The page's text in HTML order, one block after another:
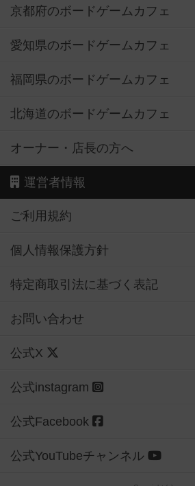
京都府のボードゲームカフェ
愛知県のボードゲームカフェ
福岡県のボードゲームカフェ
北海道のボードゲームカフェ
オーナー・店長の方へ
運営者情報
ご利用規約
個人情報保護方針
特定商取引法に基づく表記
お問い合わせ
公式X
公式instagram
公式Facebook
公式YouTubeチャンネル